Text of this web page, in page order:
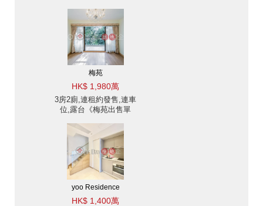
梅苑
HK$ 1,980萬
3房2廁,連租約發售,連車
位,露台《梅苑出售單
yoo Residence
HK$ 1,400萬